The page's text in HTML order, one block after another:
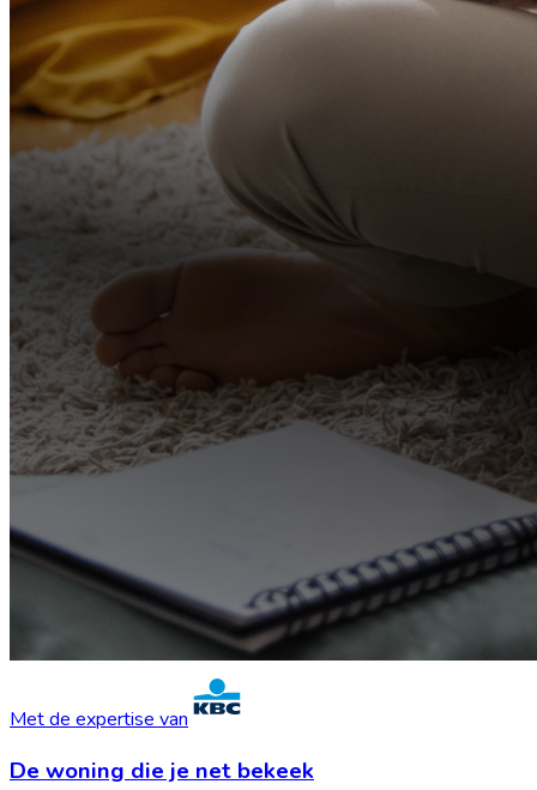
Met de expertise van
De woning die je net bekeek